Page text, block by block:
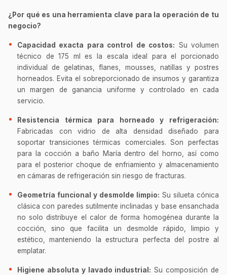
¿Por qué es una herramienta clave para la operación de tu
negocio?
Capacidad exacta para control de costos: Su volumen
técnico de 175 ml es la escala ideal para el porcionado
individual de gelatinas, flanes, mousses, natillas y postres
horneados. Evita el sobreporcionado de insumos y garantiza
un margen de ganancia uniforme y controlado en cada
servicio.
Resistencia térmica para horneado y refrigeración:
Fabricadas con vidrio de alta densidad diseñado para
soportar transiciones térmicas comerciales. Son perfectas
para la cocción a baño María dentro del horno, así como
para el posterior choque de enfriamiento y almacenamiento
en cámaras de refrigeración sin riesgo de fracturas.
Geometría funcional y desmolde limpio: Su silueta cónica
clásica con paredes sutilmente inclinadas y base ensanchada
no solo distribuye el calor de forma homogénea durante la
cocción, sino que facilita un desmolde rápido, limpio y
estético, manteniendo la estructura perfecta del postre al
emplatar.
Higiene absoluta y lavado industrial: Su composición de